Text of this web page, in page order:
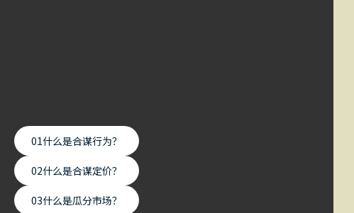
01什么是合谋行为？
02什么是合谋定价？
03什么是瓜分市场？